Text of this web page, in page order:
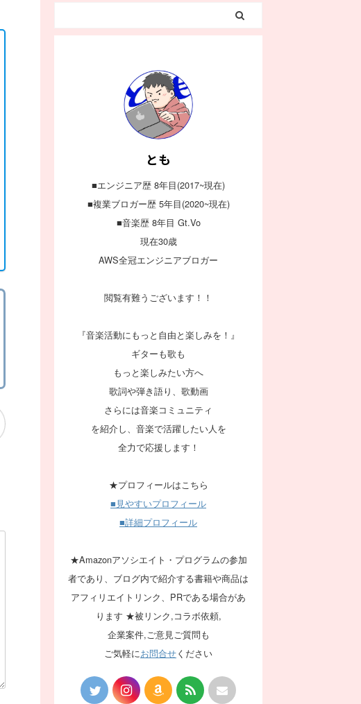
とも
■エンジニア歴 8年目(2017~現在)
■複業ブロガー歴 5年目(2020~現在)
■音楽歴 8年目 Gt.Vo
現在30歳
AWS全冠エンジニアブロガー
閲覧有難うございます！！
『音楽活動にもっと自由と楽しみを！』
ギターも歌も
もっと楽しみたい方へ
歌詞や弾き語り、歌動画
さらには音楽コミュニティ
を紹介し、音楽で活躍したい人を
全力で応援します！
★プロフィールはこちら
■見やすいプロフィール
■詳細プロフィール
★Amazonアソシエイト・プログラムの参加
者であり、ブログ内で紹介する書籍や商品は
アフィリエイトリンク、PRである場合があ
ります ★被リンク,コラボ依頼,
企業案件,ご意見ご質問も
ご気軽にお問合せください